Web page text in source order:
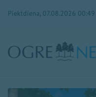
Piektdiena, 07.08.2026 00:49